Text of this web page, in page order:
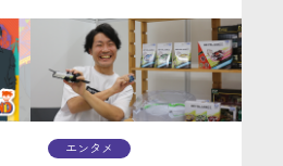
をアメリカで過ごし、角
界での8年間の挑戦を経
て、2021年に34歳で全日
本プロレスからデビュ
エンタメ